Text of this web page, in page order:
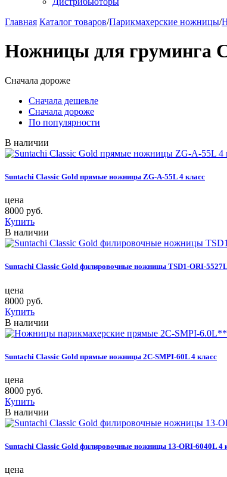
Главная Каталог товаров/Парикмахерские ножницы/
Ножницы для груминга
Сначала дороже
Сначала дешевле
Сначала дороже
По популярности
В наличии
Suntachi Classic Gold прямые ножницы ZG-A-55L 4 класс
цена
8000 руб.
Купить
В наличии
Suntachi Classic Gold филировочные ножницы TSD1-ORI-
цена
8000 руб.
Купить
В наличии
Suntachi Classic Gold прямые ножницы 2C-SMPI-60L 4 класс
цена
8000 руб.
Купить
В наличии
Suntachi Classic Gold филировочные ножницы 13-ORI-6040L 4
цена